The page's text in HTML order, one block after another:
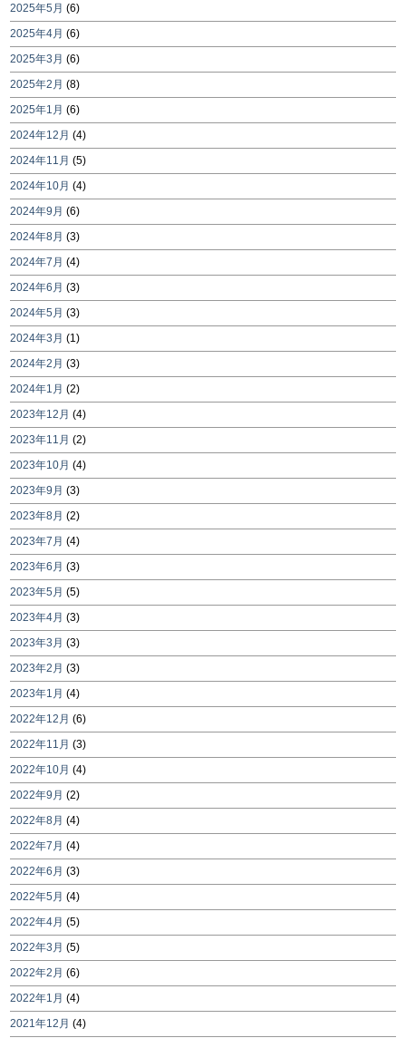
2025年5月 (6)
2025年4月 (6)
2025年3月 (6)
2025年2月 (8)
2025年1月 (6)
2024年12月 (4)
2024年11月 (5)
2024年10月 (4)
2024年9月 (6)
2024年8月 (3)
2024年7月 (4)
2024年6月 (3)
2024年5月 (3)
2024年3月 (1)
2024年2月 (3)
2024年1月 (2)
2023年12月 (4)
2023年11月 (2)
2023年10月 (4)
2023年9月 (3)
2023年8月 (2)
2023年7月 (4)
2023年6月 (3)
2023年5月 (5)
2023年4月 (3)
2023年3月 (3)
2023年2月 (3)
2023年1月 (4)
2022年12月 (6)
2022年11月 (3)
2022年10月 (4)
2022年9月 (2)
2022年8月 (4)
2022年7月 (4)
2022年6月 (3)
2022年5月 (4)
2022年4月 (5)
2022年3月 (5)
2022年2月 (6)
2022年1月 (4)
2021年12月 (4)